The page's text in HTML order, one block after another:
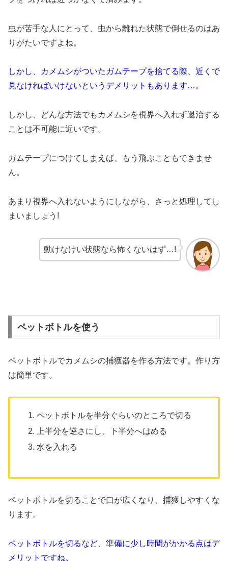
虫が苦手な人にとって、虫から離れた状態で倒せるのはあ
りがたいですよね。
しかし、カメムシがついたガムテープを捨てる際、近くで
見なければいけないというデメリットもあります…。
しかし、どんな方法でもカメムシを視界へ入れず退治する
ことは不可能に近いです。
ガムテープにつけてしまえば、もう飛ぶこともできませ
ん。
あまり視界へ入れないようにしながら、さっと処理してし
まいましょう!
動けなけい状態なら怖くないはず…!
ペットボトルを使う
ペットボトルでカメムシの捕獲器を作る方法です。作り方
は簡単です。
ペットボトルを半分ぐらいのところで切る
上半分を逆さにし、下半分へはめる
水を入れる
ペットボトルを切ることで口が広くなり、捕獲しやすくな
ります。
ペットボトルを切るなど、準備に少し時間がかかる点はデ
メリットですね。